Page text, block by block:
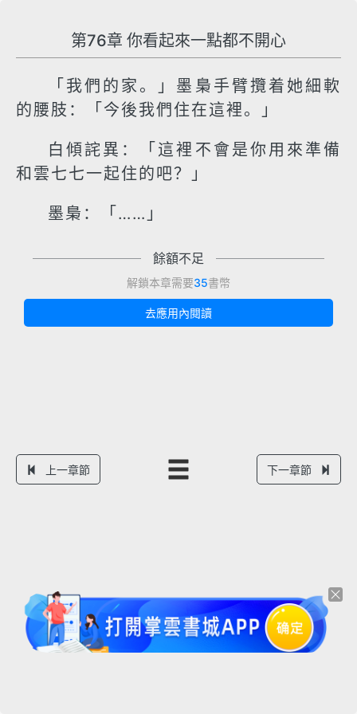
第76章 你看起來一點都不開心
「我們的家。」墨梟手臂攬着她細軟
的腰肢：「今後我們住在這裡。」
白傾詫異：「這裡不會是你用來準備
和雲七七一起住的吧？」
墨梟：「……」
餘額不足
解鎖本章需要35書幣
去應用內閱讀
上一章節 下一章節